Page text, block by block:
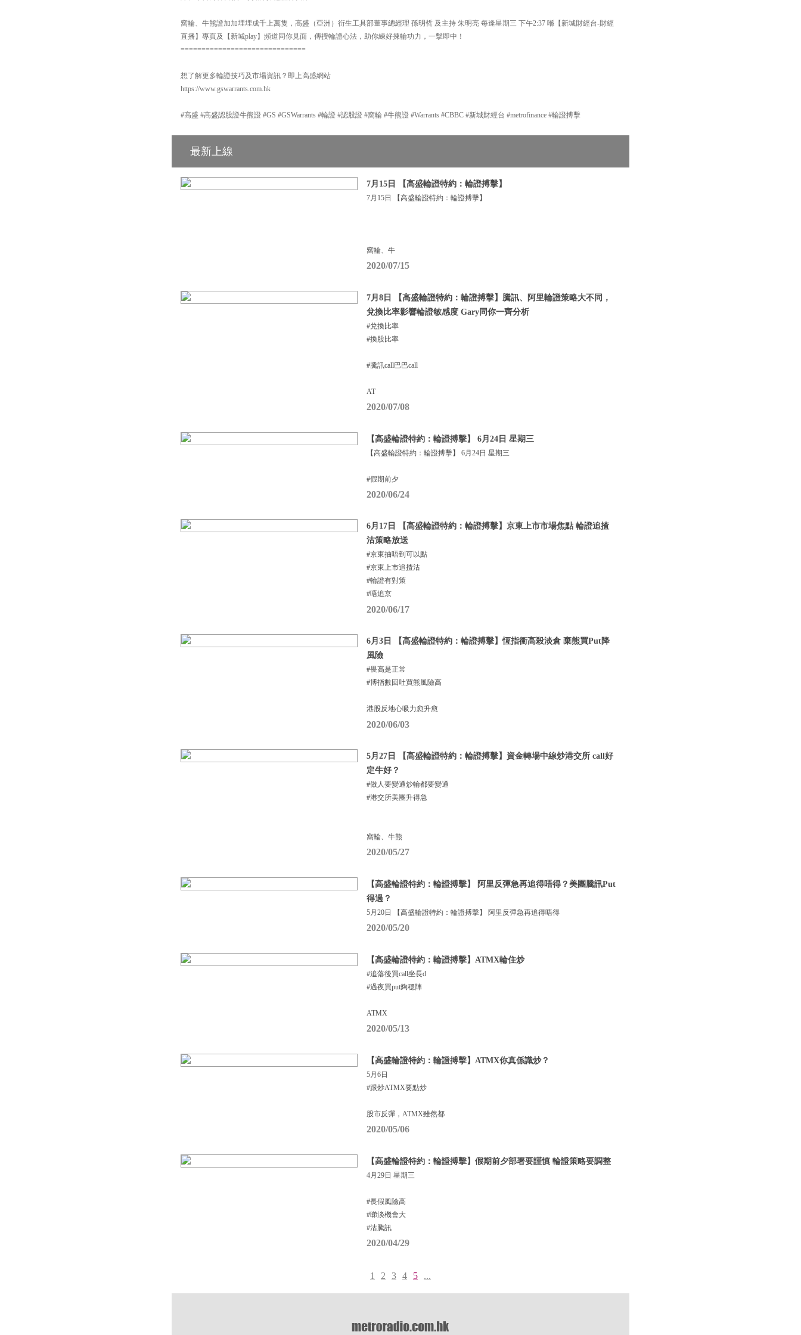
窩輪、牛熊證加加埋埋成千上萬隻，高盛（亞洲）衍生工具部董事總經理 孫明哲 及主持 朱明亮 每逢星期三 下午2:37 喺【新城財經台-財經
直播】專頁及【新城play】頻道同你見面，傳授輪證心法，助你練好揀輪功力，一擊即中！
==============================
想了解更多輪證技巧及市場資訊？即上高盛網站
https://www.gswarrants.com.hk
#高盛 #高盛認股證牛熊證 #GS #GSWarrants #輪證 #認股證 #窩輪 #牛熊證 #Warrants #CBBC #新城財經台 #metrofinance #輪證搏擊
最新上線
7月15日 【高盛輪證特約：輪證搏擊】
7月15日 【高盛輪證特約：輪證搏擊】
窩輪、牛
2020/07/15
7月8日 【高盛輪證特約：輪證搏擊】騰訊、阿里輪證策略大不同，
兌換比率影響輪證敏感度 Gary同你一齊分析
#兌換比率
#換股比率
#騰訊call巴巴call
AT
2020/07/08
【高盛輪證特約：輪證搏擊】 6月24日 星期三
【高盛輪證特約：輪證搏擊】 6月24日 星期三
#假期前夕
2020/06/24
6月17日 【高盛輪證特約：輪證搏擊】京東上市市場焦點 輪證追揸
沽策略放送
#京東抽唔到可以點
#京東上市追揸沽
#輪證有對策
#唔追京
2020/06/17
6月3日 【高盛輪證特約：輪證搏擊】恆指衝高殺淡倉 棄熊買Put降
風險
#畏高是正常
#博指數回吐買熊風險高
港股反地心吸力愈升愈
2020/06/03
5月27日 【高盛輪證特約：輪證搏擊】資金轉場中線炒港交所 call好
定牛好？
#做人要變通炒輪都要變通
#港交所美團升得急
窩輪、牛熊
2020/05/27
【高盛輪證特約：輪證搏擊】 阿里反彈急再追得唔得？美團騰訊Put
得過？
5月20日 【高盛輪證特約：輪證搏擊】 阿里反彈急再追得唔得
2020/05/20
【高盛輪證特約：輪證搏擊】ATMX輪住炒
#追落後買call坐長d
#過夜買put夠穩陣
ATMX
2020/05/13
【高盛輪證特約：輪證搏擊】ATMX你真係識炒？
5月6日
#跟炒ATMX要點炒
股市反彈，ATMX雖然都
2020/05/06
【高盛輪證特約：輪證搏擊】假期前夕部署要謹慎 輪證策略要調整
4月29日 星期三
#長假風險高
#睇淡機會大
#沽騰訊
2020/04/29
1 2 3 4 5 ...